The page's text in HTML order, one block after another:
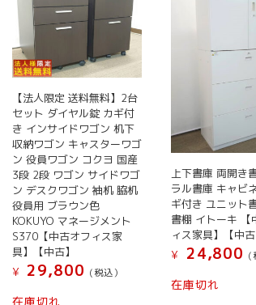
【法人限定 送料無料】2台
セット ダイヤル錠 カギ付
き インサイドワゴン 机下
収納ワゴン キャスターワゴ
ン 役員ワゴン コクヨ 国産
3段 2段 ワゴン サイドワゴ
ン デスクワゴン 袖机 脇机
役員用 ブラウン色
KOKUYO マネージメント
S370【中古オフィス家
具】【中古】
¥ 29,800 (税込）
在庫切れ
上下書庫 両開き
ラル書庫 キャビ
ギ付き ユニット
書棚 イトーキ 【
ィス家具】【中古
¥
24,800 (
在庫切れ